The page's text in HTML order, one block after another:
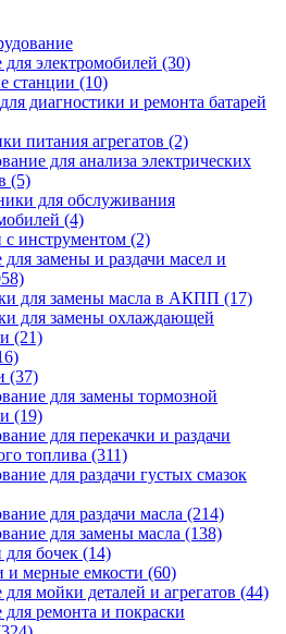
электромобилей (30)
станции (10)
диагностики и ремонта батарей
питания агрегатов (2)
для анализа электрических
(5)
для обслуживания
(4)
с инструментом (2)
замены и раздачи масел и
для замены масла в АКПП (17)
для замены охлаждающей
(21)
(37)
для замены тормозной
(19)
для перекачки и раздачи
топлива (311)
для раздачи густых смазок
для раздачи масла (214)
для замены масла (138)
бочек (14)
и мерные емкости (60)
мойки деталей и агрегатов (44)
ремонта и покраски